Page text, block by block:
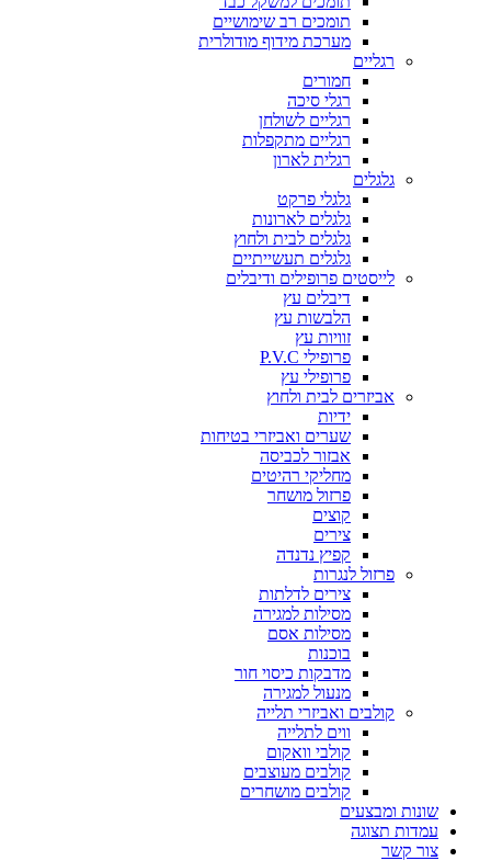
תומכים רב שימושיים
מערכת מידוף מודולרית
רגליים
חמורים
רגלי סיכה
רגליים לשולחן
רגליים מתקפלות
רגלית לארון
גלגלים
גלגלי פרקט
גלגלים לארונות
גלגלים לבית ולחוץ
גלגלים תעשייתיים
לייסטים פרופילים ודיבלים
דיבלים עץ
הלבשות עץ
זוויות עץ
פרופילי P.V.C
פרופילי עץ
אביזרים לבית ולחוץ
ידיות
שערים ואביזרי בטיחות
אבזור לכביסה
מחליקי רהיטים
פרזול מושחר
קוצים
צירים
קפיץ נדנדה
פרזול לנגרות
צירים לדלתות
מסילות למגירה
מסילות אסם
בוכנות
מדבקות כיסוי חור
מנעול למגירה
קולבים ואביזרי תלייה
ווים לתלייה
קולבי וואקום
קולבים מעוצבים
קולבים מושחרים
שונות ומבצעים
עמדות תצוגה
צור קשר